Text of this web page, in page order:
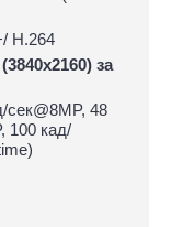
H.264
за
сек@8MP, 48
100 кад/